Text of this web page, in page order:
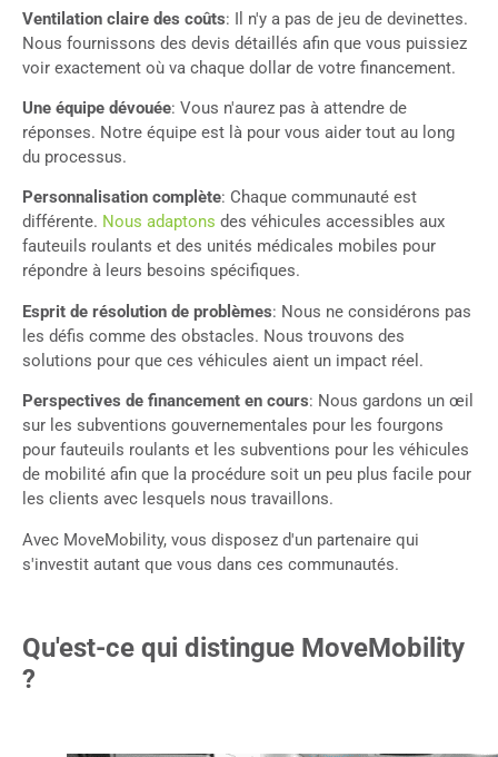
Ventilation claire des coûts: Il n'y a pas de jeu de devinettes.
Nous fournissons des devis détaillés afin que vous puissiez
voir exactement où va chaque dollar de votre financement.
Une équipe dévouée: Vous n'aurez pas à attendre de
réponses. Notre équipe est là pour vous aider tout au long
du processus.
Personnalisation complète: Chaque communauté est
différente. Nous adaptons des véhicules accessibles aux
fauteuils roulants et des unités médicales mobiles pour
répondre à leurs besoins spécifiques.
Esprit de résolution de problèmes: Nous ne considérons pas
les défis comme des obstacles. Nous trouvons des
solutions pour que ces véhicules aient un impact réel.
Perspectives de financement en cours: Nous gardons un œil
sur les subventions gouvernementales pour les fourgons
pour fauteuils roulants et les subventions pour les véhicules
de mobilité afin que la procédure soit un peu plus facile pour
les clients avec lesquels nous travaillons.
Avec MoveMobility, vous disposez d'un partenaire qui
s'investit autant que vous dans ces communautés.
Qu'est-ce qui distingue MoveMobility
?